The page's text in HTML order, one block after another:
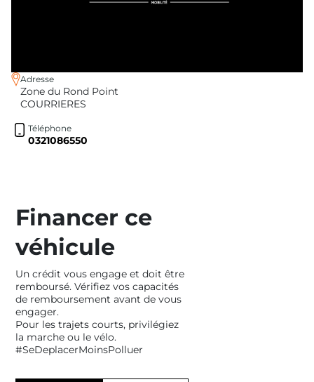
Adresse
Zone du Rond Point
COURRIERES
Téléphone
0321086550
Financer ce
véhicule
Un crédit vous engage et doit être
remboursé. Vérifiez vos capacités
de remboursement avant de vous
engager.
Pour les trajets courts, privilégiez
la marche ou le vélo.
#SeDeplacerMoinsPolluer